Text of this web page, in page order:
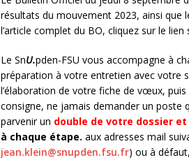
résultats du mouvement 2023, ainsi que
l’article complet du BO, cliquez sur le lien
Le SnU.pden-FSU vous accompagne à
préparation à votre entretien avec votre
l’élaboration de votre fiche de vœux,
consigne, ne jamais demander un poste
parvenir un double de votre dossier
à chaque étape. aux adresses mail
jean.klein@snupden.fsu.fr) ou à